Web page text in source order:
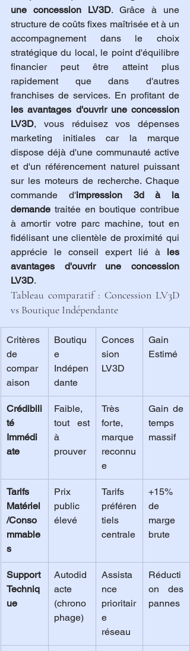
une concession LV3D. Grâce à une
structure de coûts fixes maîtrisée et à un
accompagnement dans le choix
stratégique du local, le point d'équilibre
financier peut être atteint plus
rapidement que dans d'autres
les avantages d'ouvrir une concession
LV3D, vous réduisez vos dépenses
marketing initiales car la marque
dispose déjà d'une communauté active
et d'un référencement naturel puissant
sur les moteurs de recherche. Chaque
commande d'impression 3d à la
demande traitée en boutique contribue
à amortir votre parc machine, tout en
fidélisant une clientèle de proximité qui
apprécie le conseil expert lié à les
avantages d'ouvrir une concession
LV3D.
Tableau comparatif : Concession LV3D
vs Boutique Indépendante
Critères
de
compar
aison
Boutiqu
e
Indépen
dante
Conces
sion
LV3D
Gain
Estimé
Crédibili
té
Immédi
ate
Faible,
tout est
à
prouver
Très
forte,
marque
reconnu
e
Gain de
temps
massif
Tarifs
Matériel
/Conso
mmable
s
Prix
public
élevé
Tarifs
préféren
tiels
centrale
+15%
de
marge
brute
Support
Techniq
ue
Autodid
acte
(chrono
phage)
Assista
nce
prioritair
e
réseau
Réducti
on des
pannes